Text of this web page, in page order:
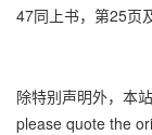
47同上书，第25页
除特别声明外，本
please quote the